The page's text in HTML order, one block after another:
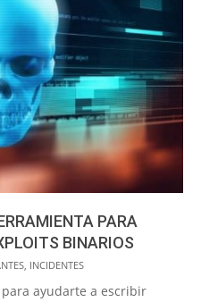
PARA
BINARIOS
INCIDENTES
ayudarte a escribir